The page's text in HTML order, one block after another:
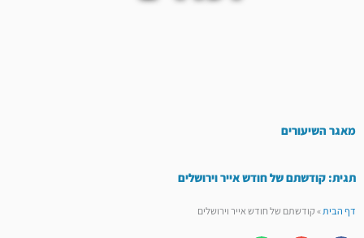
מאגר השיעורים
תגית: קודשתם של חודש אייר וירושלים
דף הבית»קודשתם של חודש אייר וירושלים